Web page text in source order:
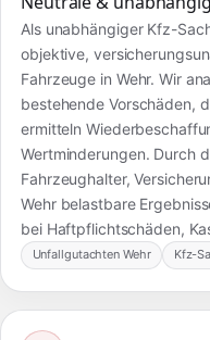
Als unabhängiger Kfz-
objektive,
Fahrzeuge in Wehr. Wir
bestehende Vorschäden,
ermitteln
Wertminderungen. Durch
Fahrzeughalter,
Wehr belastbare
bei Haftpflichtschäden,
Unfallgutachten Wehr Kfz-